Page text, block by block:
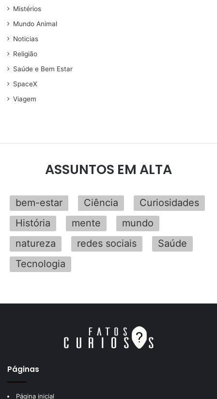
Mistérios
Mundo Animal
Noticias
Religião
Saúde e Bem Estar
SpaceX
Viagem
ASSUNTOS EM ALTA
bem-estar Ciência
Curiosidades
História
mente
mundo
natureza
redes sociais
Saúde
Tecnologia
Páginas
Página inicial